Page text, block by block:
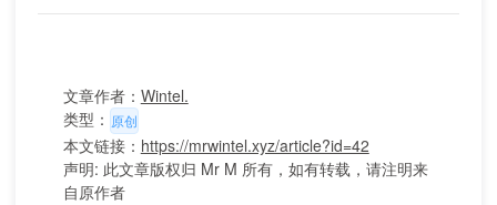
文章作者： Wintel.
类型： 原创
本文链接： https://mrwintel.xyz/article?id=42
声明: 此文章版权归 Mr M 所有，如有转载，请注明来
自原作者